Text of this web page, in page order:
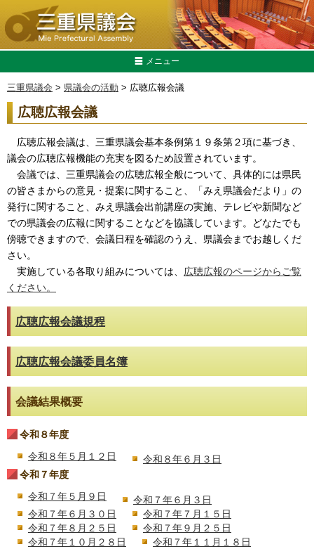
メニュー
三重県議会 > 県議会の活動 > 広聴広報会議
広聴広報会議
広聴広報会議は、三重県議会基本条例第１９条第２項に基づき、
議会の広聴広報機能の充実を図るため設置されています。
会議では、三重県議会の広聴広報全般について、具体的には県民
の皆さまからの意見・提案に関すること、「みえ県議会だより」の
発行に関すること、みえ県議会出前講座の実施、テレビや新聞など
での県議会の広報に関することなどを協議しています。どなたでも
傍聴できますので、会議日程を確認のうえ、県議会までお越しくだ
さい。
実施している各取り組みについては、 広聴広報のページからご覧
ください。
広聴広報会議規程
広聴広報会議委員名簿
会議結果概要
令和８年度
令和８年５月１２日
令和８年６月３日
令和７年度
令和７年５月９日
令和７年６月３日
令和７年６月３０日
令和７年７月１５日
令和７年８月２５日
令和７年９月２５日
令和７年１０月２８日
令和７年１１月１８日